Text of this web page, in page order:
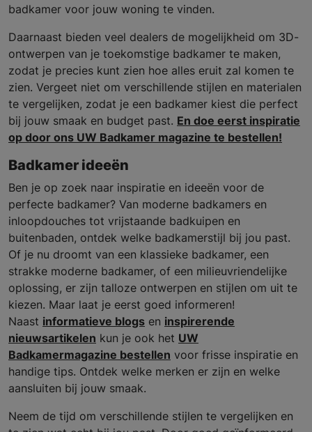
badkamer voor jouw woning te vinden.
Daarnaast bieden veel dealers de mogelijkheid om 3D-
ontwerpen van je toekomstige badkamer te maken,
zodat je precies kunt zien hoe alles eruit zal komen te
zien. Vergeet niet om verschillende stijlen en materialen
te vergelijken, zodat je een badkamer kiest die perfect
bij jouw smaak en budget past. En doe eerst inspiratie
op door ons UW Badkamer magazine te bestellen!
Badkamer ideeën
Ben je op zoek naar inspiratie en ideeën voor de
perfecte badkamer? Van moderne badkamers en
inloopdouches tot vrijstaande badkuipen en
buitenbaden, ontdek welke badkamerstijl bij jou past.
Of je nu droomt van een klassieke badkamer, een
strakke moderne badkamer, of een milieuvriendelijke
oplossing, er zijn talloze ontwerpen en stijlen om uit te
kiezen. Maar laat je eerst goed informeren!
Naast informatieve blogs en inspirerende
nieuwsartikelen kun je ook het UW
Badkamermagazine bestellen voor frisse inspiratie en
handige tips. Ontdek welke merken er zijn en welke
aansluiten bij jouw smaak.
Neem de tijd om verschillende stijlen te vergelijken en